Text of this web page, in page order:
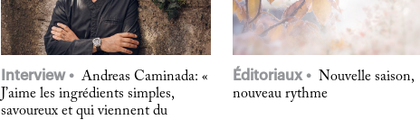
Interview
Andreas Caminada: «
J’aime les ingrédients simples,
savoureux et qui viennent du
Éditoriaux
Nouvelle saison,
nouveau rythme